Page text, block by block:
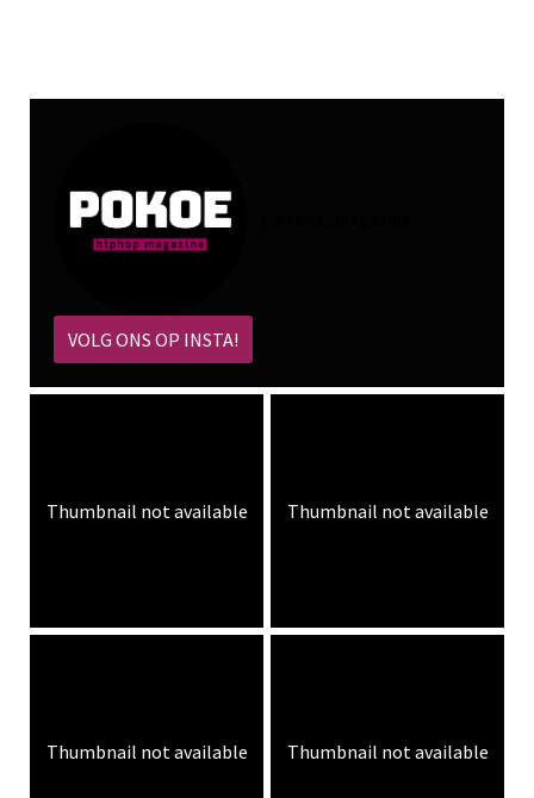
VOLG ONS OP INSTA!
Thumbnail not available Thumbnail not available
Thumbnail not available Thumbnail not available